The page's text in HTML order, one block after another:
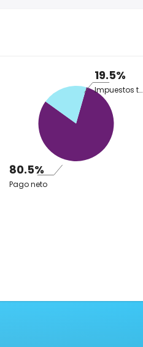
19.5%
Impuestos totales
80.5%
Pago neto